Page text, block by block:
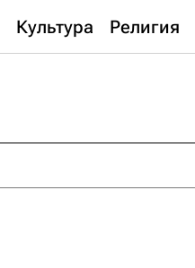
Культура Религия